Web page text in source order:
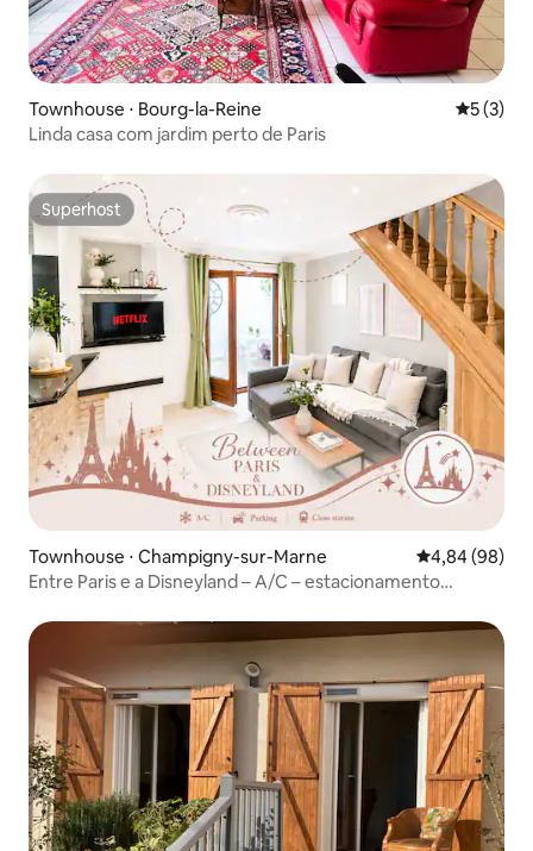
Townhouse ⋅ Bourg-la-Reine 5 de
5 (3)
Linda casa com jardim perto de Paris
Superhost
Superhost
Townhouse ⋅ Champigny-sur-Marne 4,84 de uma
4,84 (98)
Entre Paris e a Disneyland – A/C – estacionamento